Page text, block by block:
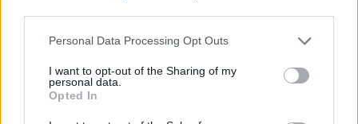
Please note that this website/app uses one or more Google
not limited to your visit or usage behaviour. You may click to
grant or deny consent to Google and its third-party tags to
use your data for below specified purposes in below Google
consent section.
Personal Data Processing Opt Outs
I want to opt-out of the Sharing of my
personal data.
Opted In
kínálatáról vagy gyorséttermek menüjéről –,
addig más országokban kevésbé ismert. Ennek fő
klasszikus ayran sós-savanykás ízvilága sok